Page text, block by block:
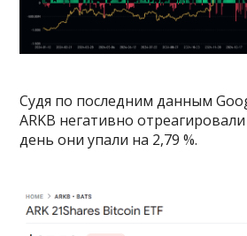
Судя по последним данным
ARKB негативно
день они упали на 2,79 %.